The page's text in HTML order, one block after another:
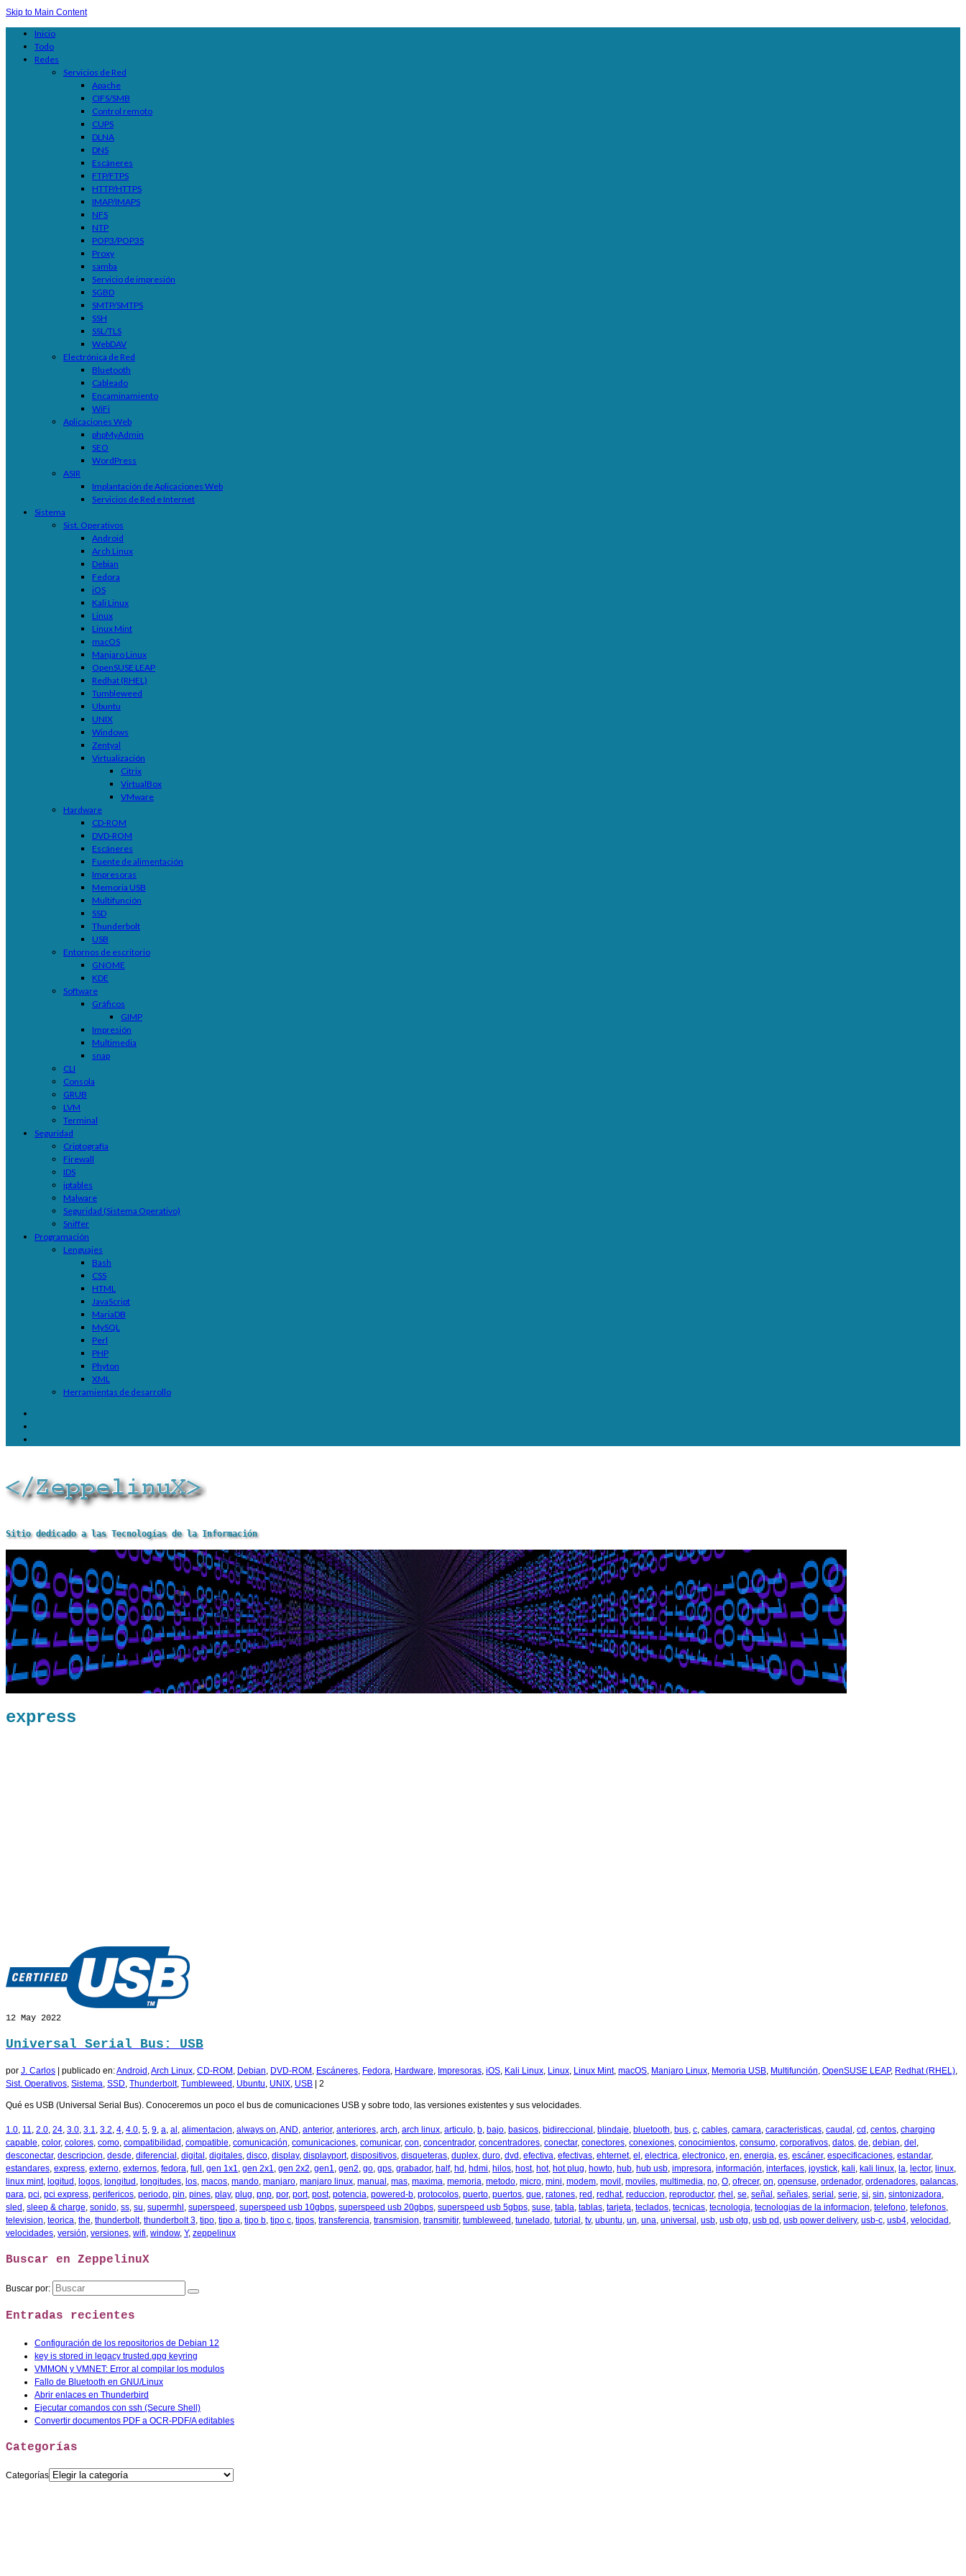
Skip to Main Content
Inicio
Todo
Redes
Servicios de Red
Apache
CIFS/SMB
Control remoto
CUPS
DLNA
DNS
Escáneres
FTP/FTPS
HTTP/HTTPS
IMAP/IMAPS
NFS
NTP
POP3/POP3S
Proxy
samba
Servicio de impresión
SGBD
SMTP/SMTPS
SSH
SSL/TLS
WebDAV
Electrónica de Red
Bluetooth
Cableado
Encaminamiento
WiFi
Aplicaciones Web
phpMyAdmin
SEO
WordPress
ASIR
Implantación de Aplicaciones Web
Servicios de Red e Internet
Sistema
Sist. Operativos
Android
Arch Linux
Debian
Fedora
iOS
Kali Linux
Linux
Linux Mint
macOS
Manjaro Linux
OpenSUSE LEAP
Redhat (RHEL)
Tumbleweed
Ubuntu
UNIX
Windows
Zentyal
Virtualización
Citrix
VirtualBox
VMware
Hardware
CD-ROM
DVD-ROM
Escáneres
Fuente de alimentación
Impresoras
Memoria USB
Multifunción
SSD
Thunderbolt
USB
Entornos de escritorio
GNOME
KDE
Software
Gráficos
GIMP
Impresión
Multimedia
snap
CLI
Consola
GRUB
LVM
Terminal
Seguridad
Criptografía
Firewall
IDS
iptables
Malware
Seguridad (Sistema Operativo)
Sniffer
Programación
Lenguajes
Bash
CSS
HTML
JavaScript
MariaDB
MySQL
Perl
PHP
Phyton
XML
Herramientas de desarrollo
Sitio dedicado a las Tecnologías de la Información
express
12 May 2022
Universal Serial Bus: USB
por J. Carlos publicado en:Android ,Arch Linux, CD-ROM , Debian, DVD-ROM , Escáneres, Fedora, Hardware, Impresoras, iOS, Kali Linux, Linux, Linux Mint, macOS, Manjaro Linux, Memoria USB, Multifunción, OpenSUSE LEAP, Redhat (RHEL),
Sist. Operativos, Sistema, SSD, Thunderbolt, Tumbleweed , Ubuntu, UNIX, USB 2
Qué es USB (Universal Serial Bus). Conoceremos un poco el bus de comunicaciones USB y sobre todo, las versiones existentes y sus velocidades.
1.0, 11, 2.0, 24, 3.0, 3.1, 3.2, 4, 4.0, 5, 9, a, al , alimentacion, always on,AND, anterior, anteriores, arch, arch linux, articulo, b, bajo, basicos, bidireccional , blindaje, bluetooth, bus, c, cables, camara, caracteristicas, caudal , cd , centos, charging
capable, color, colores, como, compatibilidad , compatible, comunicación, comunicaciones, comunicar, con, concentrador, concentradores, conectar, conectores, conexiones, conocimientos, consumo, corporativos, datos, de, debian, del ,
desconectar, descripcion, desde, diferencial , digital , digitales, disco, display, displayport, dispositivos, disqueteras, duplex, duro, dvd , efectiva, efectivas, ehternet, el , electrica, electronico, en, energia, es, escáner, especificaciones, estandar,
estandares, express, externo, externos, fedora, full , gen 1x1, gen 2x1, gen 2x2, gen1, gen2, go, gps, grabador, half, hd , hdmi, hilos, host, hot, hot plug, howto, hub, hub usb, impresora, información, interfaces, joystick, kali, kali linux, la, lector, linux,
linux mint, logitud , logos, longitud , longitudes, los, macos, mando, manjaro, manjaro linux, manual , mas, maxima, memoria, metodo, micro, mini, modem, movil , moviles, multimedia, no, O, ofrecer, on, opensuse, ordenador, ordenadores, palancas,
para, pci, pci express, perifericos, periodo, pin, pines, play, plug, pnp, por, port, post, potencia, powered-b, protocolos, puerto, puertos, que, ratones, red , redhat, reduccion, reproductor, rhel , se, señal , señales, serial , serie, si, sin, sintonizadora,
sled , sleep & charge, sonido, ss, su, supermhl , superspeed , superspeed usb 10gbps, superspeed usb 20gbps, superspeed usb 5gbps, suse, tabla, tablas, tarjeta, teclados, tecnicas, tecnologia, tecnologias de la informacion, telefono, telefonos,
television, teorica, the, thunderbolt, thunderbolt 3, tipo, tipo a, tipo b, tipo c, tipos, transferencia, transmision, transmitir, tumbleweed , tunelado, tutorial , tv, ubuntu, un, una, universal , usb, usb otg, usb pd , usb power delivery, usb-c, usb4, velocidad ,
velocidades, versión, versiones, wifi, window, Y, zeppelinux
Buscar en ZeppelinuX
Buscar por:
Entradas recientes
Configuración de los repositorios de Debian 12
key is stored in legacy trusted.gpg keyring
VMMON y VMNET: Error al compilar los modulos
Fallo de Bluetooth en GNU/Linux
Abrir enlaces en Thunderbird
Ejecutar comandos con ssh (Secure Shell)
Convertir documentos PDF a OCR-PDF/A editables
Categorías
Categorías